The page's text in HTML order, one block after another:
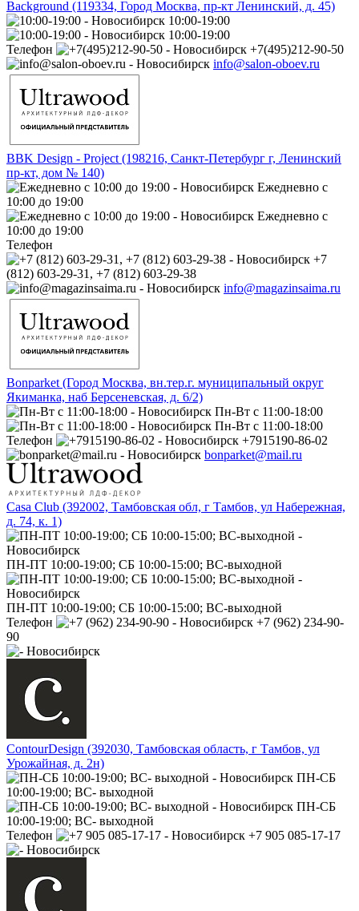
Background (119334, Город Москва, пр-кт Ленинский, д. 45)
10:00-19:00
10:00-19:00
Телефон
+7(495)212-90-50
info@salon-oboev.ru
BBK Design - Project (198216, Санкт-Петербург г, Ленинский
пр-кт, дом № 140)
Ежедневно с
10:00 до 19:00
Ежедневно с
10:00 до 19:00
Телефон
+7
(812) 603-29-31, +7 (812) 603-29-38
info@magazinsaima.ru
Bonparket (Город Москва, вн.тер.г. муниципальный округ
Якиманка, наб Берсеневская, д. 6/2)
Пн-Вт с 11:00-18:00
Пн-Вт с 11:00-18:00
Телефон
+7915190-86-02
bonparket@mail.ru
Casa Club (392002, Тамбовская обл, г Тамбов, ул Набережная,
д. 74, к. 1)
ПН-ПТ 10:00-19:00; СБ 10:00-15:00; ВС-выходной
ПН-ПТ 10:00-19:00; СБ 10:00-15:00; ВС-выходной
Телефон
+7 (962) 234-90-
90
ContourDesign (392030, Тамбовская область, г Тамбов, ул
Урожайная, д. 2н)
ПН-СБ
10:00-19:00; ВС- выходной
ПН-СБ
10:00-19:00; ВС- выходной
Телефон
+7 905 085-17-17